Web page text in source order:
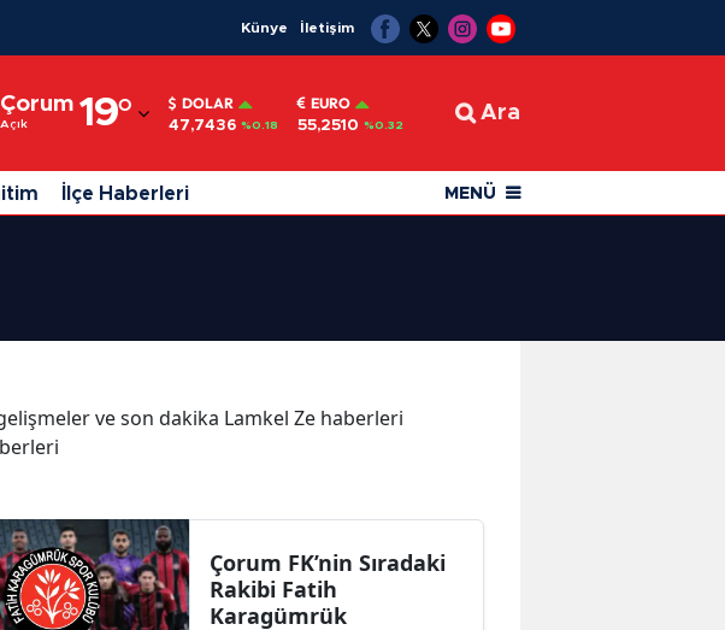
Künye İletişim
Çorum
Açık 19°
Adıyaman
Afyonkarahisar
Ağrı
Artvin
Balıkesir
Bilecik
Bingöl
DOLAR
47,7436 %0.18
EURO
55,2510 %0.32
Ara
İlçe Haberleri MENÜ
ve son dakika Lamkel Ze haberleri
Çorum FK’nin Sıradaki
Rakibi Fatih
Karagümrük